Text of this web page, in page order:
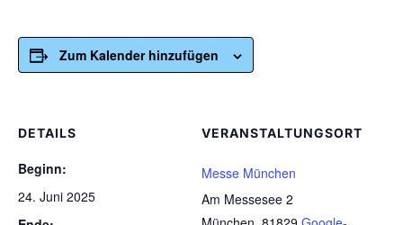
Zum Kalender hinzufügen
DETAILS
Beginn:
24. Juni 2025
VERANSTALTUNGSORT
Messe München
Am Messesee 2